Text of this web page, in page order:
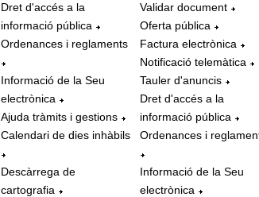
Dret d'accés a la
informació pública
Ordenances i reglaments
Informació de la Seu
electrònica
Ajuda tràmits i gestions
Calendari de dies inhàbils
Descàrrega de
cartografia
Validar document
Oferta pública
Factura electrònica
Notificació telemàtica
Tauler d'anuncis
Dret d'accés a la
informació pública
Ordenances i
Informació de la Seu
electrònica